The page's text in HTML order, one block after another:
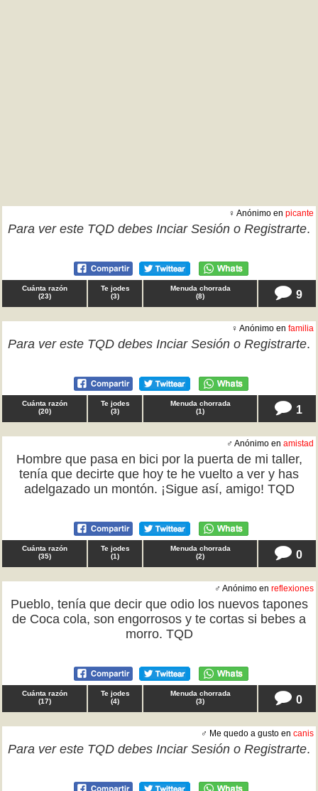
♀ Anónimo en picante
Para ver este TQD debes Inciar Sesión o Registrarte.
Cuánta razón
(23)
Te jodes
(3)
Menuda chorrada
(8) 9
♀ Anónimo en familia
Para ver este TQD debes Inciar Sesión o Registrarte.
Cuánta razón
(20)
Te jodes
(3)
Menuda chorrada
(1) 1
♂ Anónimo en amistad
Hombre que pasa en bici por la puerta de mi taller,
tenía que decirte que hoy te he vuelto a ver y has
adelgazado un montón. ¡Sigue así, amigo! TQD
Cuánta razón
(35)
Te jodes
(1)
Menuda chorrada
(2) 0
♂ Anónimo en reflexiones
Pueblo, tenía que decir que odio los nuevos tapones
de Coca cola, son engorrosos y te cortas si bebes a
morro. TQD
Cuánta razón
(17)
Te jodes
(4)
Menuda chorrada
(3) 0
♂ Me quedo a gusto en canis
Para ver este TQD debes Inciar Sesión o Registrarte.